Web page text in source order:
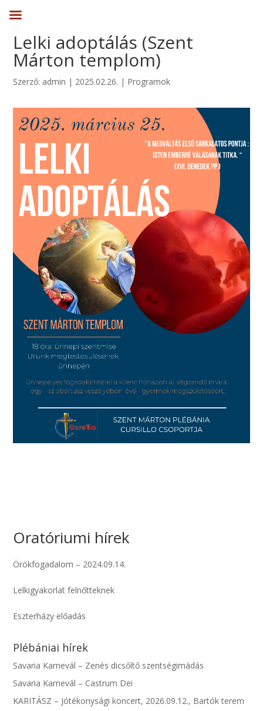
Lelki adoptálás (Szent
Márton templom)
Szerző: admin | 2025.02.26. | Programok
Oratóriumi hírek
Örökfogadalom – 2024.09.14.
Lelkigyakorlat felnőtteknek
Eszterházy előadás
Plébániai hírek
Savaria Karnevál – Zenés dicsőítő szentségimádás
Savaria Karnevál – Castrum Dei
KARITÁSZ – Jótékonysági koncert, 2026.09.12., Bartók terem